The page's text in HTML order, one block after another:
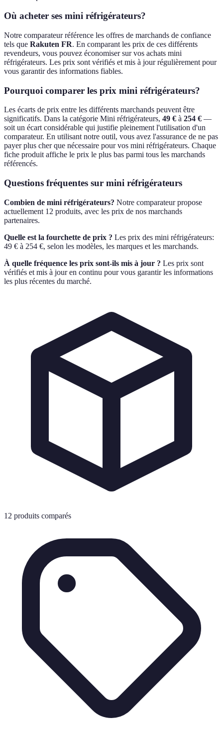
Où acheter ses mini réfrigérateurs?
Notre comparateur référence les offres de marchands de confiance
tels que Rakuten FR. En comparant les prix de ces différents
revendeurs, vous pouvez économiser sur vos achats mini
réfrigérateurs. Les prix sont vérifiés et mis à jour régulièrement pour
vous garantir des informations fiables.
Pourquoi comparer les prix mini réfrigérateurs?
Les écarts de prix entre les différents marchands peuvent être
significatifs. Dans la catégorie Mini réfrigérateurs, 49 € à 254 € —
soit un écart considérable qui justifie pleinement l'utilisation d'un
comparateur. En utilisant notre outil, vous avez l'assurance de ne pas
payer plus cher que nécessaire pour vos mini réfrigérateurs. Chaque
fiche produit affiche le prix le plus bas parmi tous les marchands
référencés.
Questions fréquentes sur mini réfrigérateurs
Combien de mini réfrigérateurs? Notre comparateur propose
actuellement 12 produits, avec les prix de nos marchands
partenaires.
Quelle est la fourchette de prix ? Les prix des mini réfrigérateurs:
49 € à 254 €, selon les modèles, les marques et les marchands.
À quelle fréquence les prix sont-ils mis à jour ? Les prix sont
vérifiés et mis à jour en continu pour vous garantir les informations
les plus récentes du marché.
12 produits comparés